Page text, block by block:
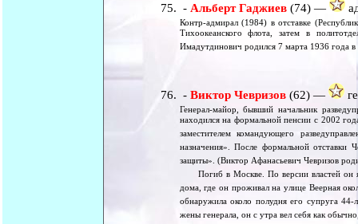
- Альберт Гаджиев(74) —
Контр-адмирал (1984) в отставке
Тихоокеанского флота, затем в
Имадутдинович родился 7 марта 1936 года
- Виктор Чевризов(62) —
Генерал-майор, бывший начальник
находился на формальной пенсии с 2002
заместителем командующего
назначения». После формальной отставки
защиты». (Виктор Афанасьевич Чевризов
Погиб в Москве. По версии властей он
дома, где он проживал на улице Веерная
обнаружила около полудня его супруга
жены генерала, он с утра вел себя как